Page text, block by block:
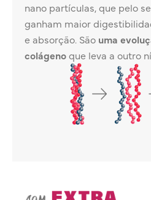
nano partículas, que pelo
ganham maior
e absorção. São uma
colágenoque leva a outro